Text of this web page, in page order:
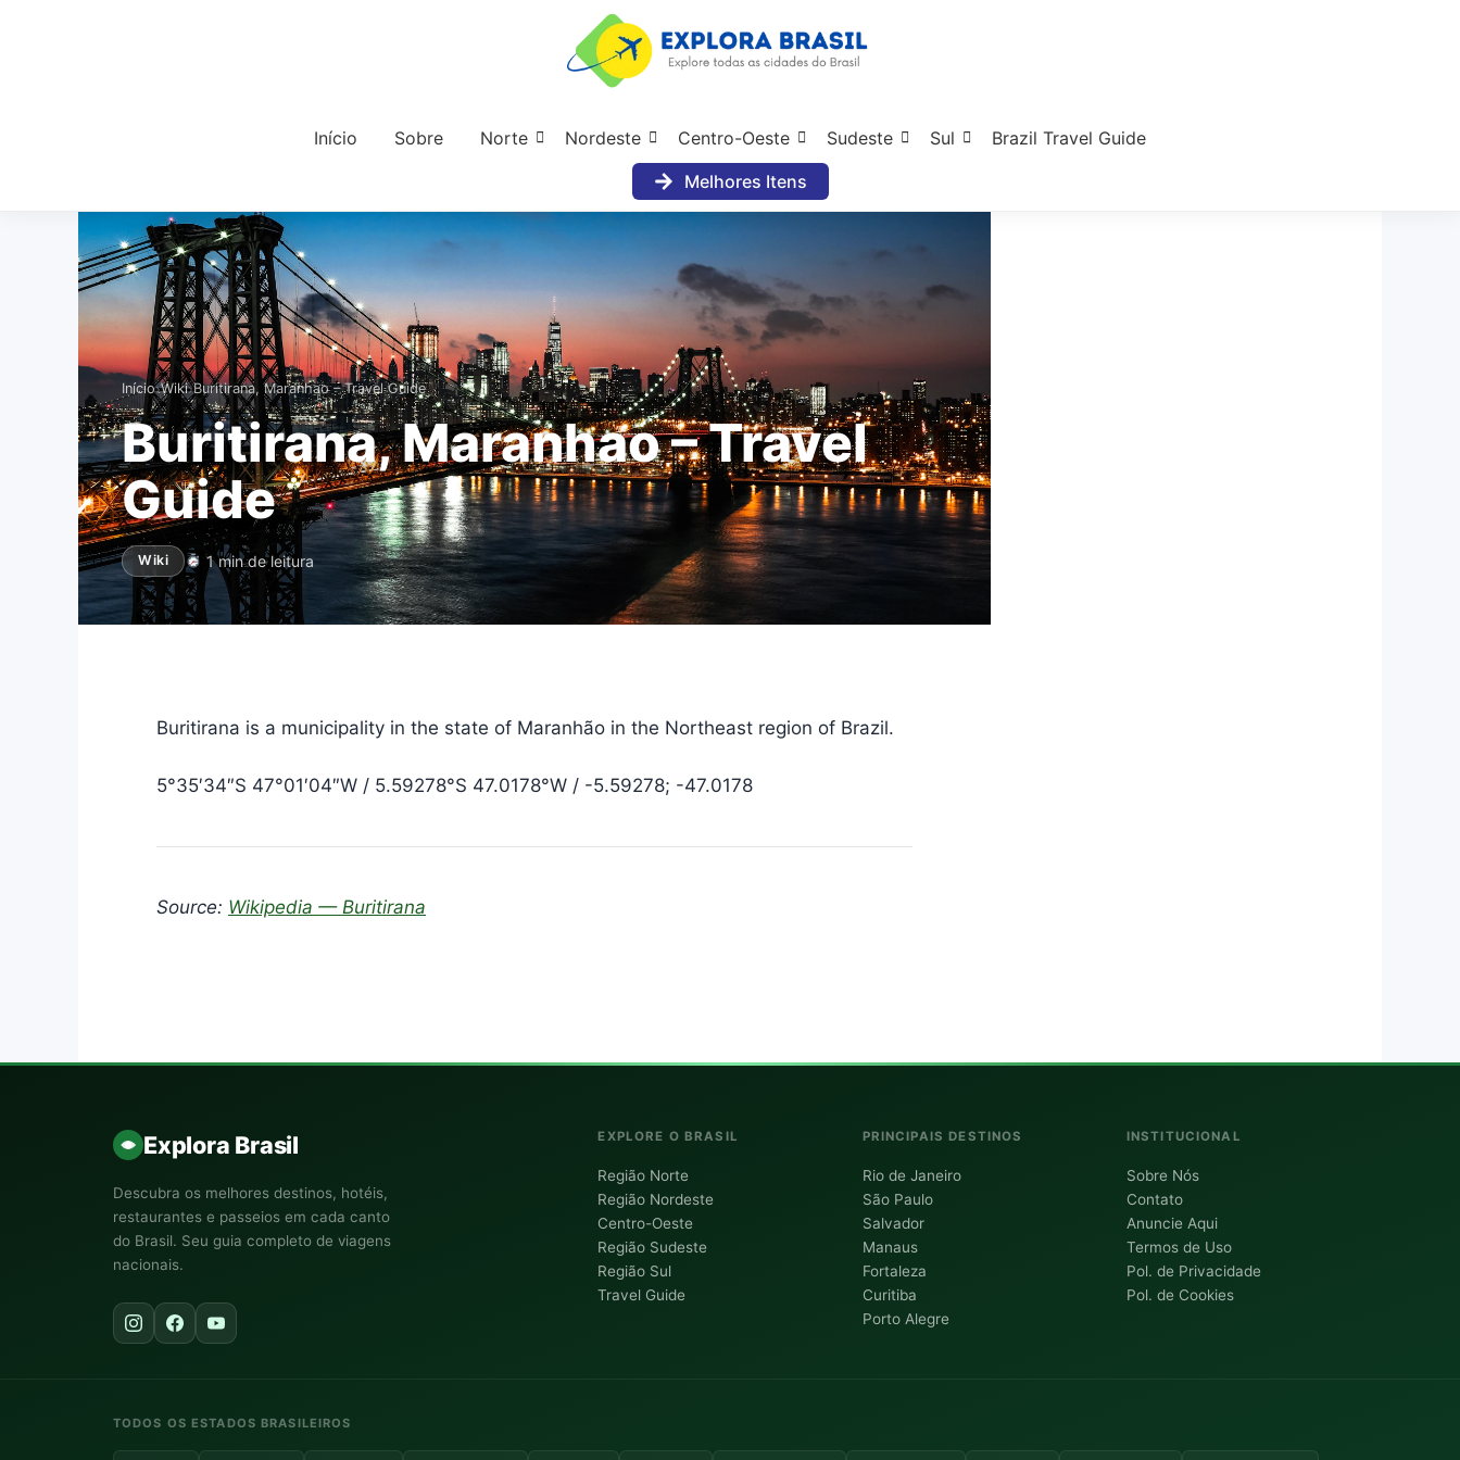
Início Sobre Norte Nordeste Centro-Oeste Sudeste Sul
Brazil Travel Guide
Melhores Itens
Início›Wiki›Buritirana, Maranhao – Travel Guide
Buritirana, Maranhao – Travel
Guide
Wiki 1 min de leitura
Buritirana is a municipality in the state of Maranhão in the Northeast region of Brazil.
5°35′34″S 47°01′04″W / 5.59278°S 47.0178°W / -5.59278; -47.0178
Source: Wikipedia — Buritirana
Explora Brasil
Descubra os melhores destinos, hotéis,
restaurantes e passeios em cada canto
do Brasil. Seu guia completo de viagens
nacionais.
EXPLORE O BRASIL
Região Norte
Região Nordeste
Centro-Oeste
Região Sudeste
Região Sul
Travel Guide
PRINCIPAIS DESTINOS
Rio de Janeiro
São Paulo
Salvador
Manaus
Fortaleza
Curitiba
Porto Alegre
INSTITUCIONAL
Sobre Nós
Contato
Anuncie Aqui
Termos de Uso
Pol. de Privacidade
Pol. de Cookies
TODOS OS ESTADOS BRASILEIROS